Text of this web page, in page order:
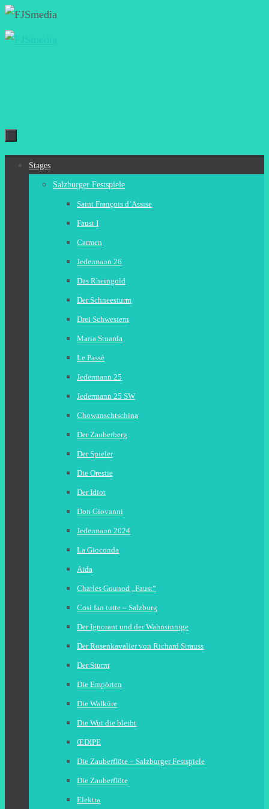
Zum
Inhalt
Zum
Stages
Salzburger Festspiele
Saint François d’Assise
Faust I
Carmen
Jedermann 26
Das Rheingold
Der Schneesturm
Drei Schwestern
Maria Stuarda
Le Passè
Jedermann 25
Jedermann 25 SW
Chowanschtschina
Der Zauberberg
Der Spieler
Die Orestie
Der Idiot
Don Giovanni
Jedermann 2024
La Gioconda
Aida
Charles Gounod „Faust“
Cosi fan tutte – Salzburg
Der Ignorant und der Wahnsinnige
Der Rosenkavalier von Richard Strauss
Der Sturm
Die Empörten
Die Walküre
Die Wut die bleibt
ŒDIPE
Die Zauberflöte – Salzburger Festspiele
Die Zauberflöte
Elektra